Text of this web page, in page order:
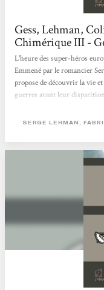
Gess, Lehman,
Chimérique III -
L'heure des super-héros
Emmené par le romancier
propose de découvrir la vie
guerres avant leur
en scène par un Gess au
SERGE LEHMAN,